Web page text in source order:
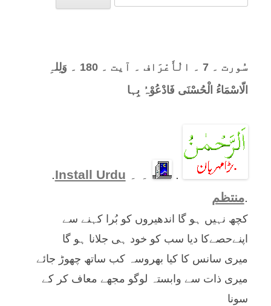
سُورت ۔ 7 ۔ الْأَعْرَاف ۔ آیت ۔ 180 ۔ وَلِلہِ
الّاسْمَاءُ الْحُسْنَی فَادْعُوْہُ بِہا
. ۔ ۔ Install Urdu
.
.منتظم
کچھ نہیں ہو گا اندھیروں کو بُرا کہنے سے
اپنےحصےکا دیا سب کو خود ہی جلانا ہو گا
میری سانس کا کیا بھروسہ کب ساتھ چھوڑ جائے
میری ذات سے وابستہ لوگو مجھے معاف کر کے
سونا